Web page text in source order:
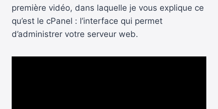
première vidéo, dans laquelle je vous explique ce
qu’est le cPanel : l’interface qui permet
d’administrer votre serveur web.